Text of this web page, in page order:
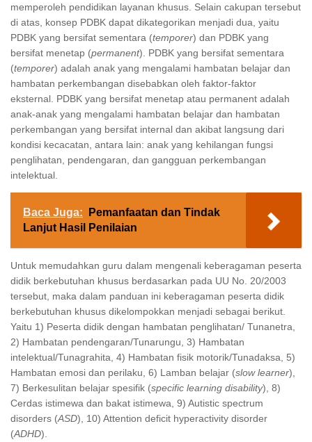
memperoleh pendidikan layanan khusus. Selain cakupan tersebut
di atas, konsep PDBK dapat dikategorikan menjadi dua, yaitu
PDBK yang bersifat sementara (temporer) dan PDBK yang
bersifat menetap (permanent). PDBK yang bersifat sementara
(temporer) adalah anak yang mengalami hambatan belajar dan
hambatan perkembangan disebabkan oleh faktor-faktor
eksternal. PDBK yang bersifat menetap atau permanent adalah
anak-anak yang mengalami hambatan belajar dan hambatan
perkembangan yang bersifat internal dan akibat langsung dari
kondisi kecacatan, antara lain: anak yang kehilangan fungsi
penglihatan, pendengaran, dan gangguan perkembangan
intelektual.
Baca Juga:
Pemanfaatan dan Tindak
Lanjut Hasil Penilaian
Untuk memudahkan guru dalam mengenali keberagaman peserta
didik berkebutuhan khusus berdasarkan pada UU No. 20/2003
tersebut, maka dalam panduan ini keberagaman peserta didik
berkebutuhan khusus dikelompokkan menjadi sebagai berikut.
Yaitu 1) Peserta didik dengan hambatan penglihatan/ Tunanetra,
2) Hambatan pendengaran/Tunarungu, 3) Hambatan
intelektual/Tunagrahita, 4) Hambatan fisik motorik/Tunadaksa, 5)
Hambatan emosi dan perilaku, 6) Lamban belajar (slow learner),
7) Berkesulitan belajar spesifik (specific learning disability), 8)
Cerdas istimewa dan bakat istimewa, 9) Autistic spectrum
disorders (ASD), 10) Attention deficit hyperactivity disorder
(ADHD).